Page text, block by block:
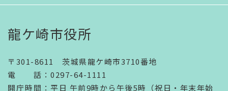
龍ケ崎市役所
〒301-8611 茨城県龍ケ崎市3710番地
電話 ： 0297-64-1111
開庁時間 ： 平日 午前9時から午後5時（祝日・年末年始